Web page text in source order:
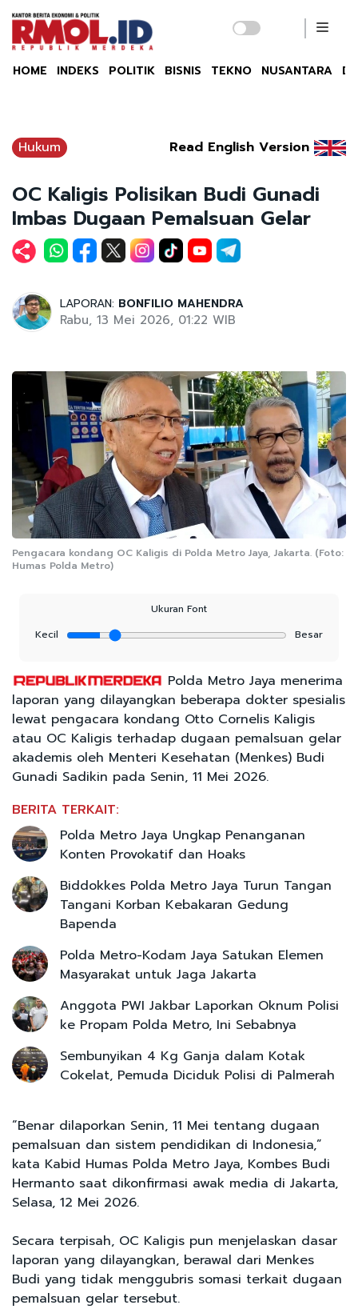
HOME INDEKS POLITIK BISNIS TEKNO NUSANTARA
Hukum Read English Version
OC Kaligis Polisikan Budi Gunadi
Imbas Dugaan Pemalsuan Gelar
LAPORAN: BONFILIO MAHENDRA
Rabu, 13 Mei 2026, 01:22 WIB
Pengacara kondang OC Kaligis di Polda Metro Jaya, Jakarta. (Foto:
Humas Polda Metro)
Ukuran Font
Kecil
Besar
Polda Metro Jaya menerima
laporan yang dilayangkan beberapa dokter spesialis
lewat pengacara kondang Otto Cornelis Kaligis
atau OC Kaligis terhadap dugaan pemalsuan gelar
akademis oleh Menteri Kesehatan (Menkes) Budi
Gunadi Sadikin pada Senin, 11 Mei 2026.
BERITA TERKAIT:
Polda Metro Jaya Ungkap Penanganan
Konten Provokatif dan Hoaks
Biddokkes Polda Metro Jaya Turun Tangan
Tangani Korban Kebakaran Gedung
Bapenda
Polda Metro-Kodam Jaya Satukan Elemen
Masyarakat untuk Jaga Jakarta
Anggota PWI Jakbar Laporkan Oknum Polisi
ke Propam Polda Metro, Ini Sebabnya
Sembunyikan 4 Kg Ganja dalam Kotak
Cokelat, Pemuda Diciduk Polisi di Palmerah
“Benar dilaporkan Senin, 11 Mei tentang dugaan
pemalsuan dan sistem pendidikan di Indonesia,”
kata Kabid Humas Polda Metro Jaya, Kombes Budi
Hermanto saat dikonfirmasi awak media di Jakarta,
Selasa, 12 Mei 2026.
Secara terpisah, OC Kaligis pun menjelaskan dasar
laporan yang dilayangkan, berawal dari Menkes
Budi yang tidak menggubris somasi terkait dugaan
pemalsuan gelar tersebut.